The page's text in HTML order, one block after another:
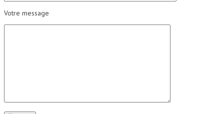
Votre message